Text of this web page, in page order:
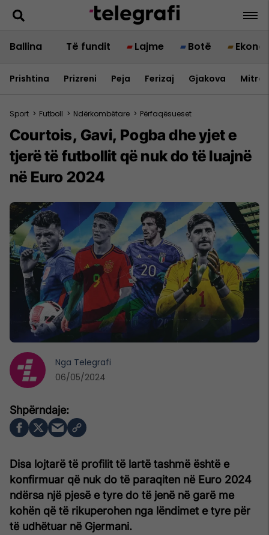
Ballina Të fundit Lajme Botë
Prishtina Prizreni Peja Ferizaj Gjakova
Sport > Futboll > Ndërkombëtare > Përfaqësueset
Courtois, Gavi, Pogba dhe yjet e
tjerë të futbollit që nuk do të luajnë
në Euro 2024
Disa lojtarë të profilit të lartë tashmë është e
konfirmuar që nuk do të paraqiten në Euro 2024
ndërsa një pjesë e tyre do të jenë në garë me
kohën që të rikuperohen nga lëndimet e tyre për
të udhëtuar në Gjermani.
Nga Telegrafi
06/05/2024